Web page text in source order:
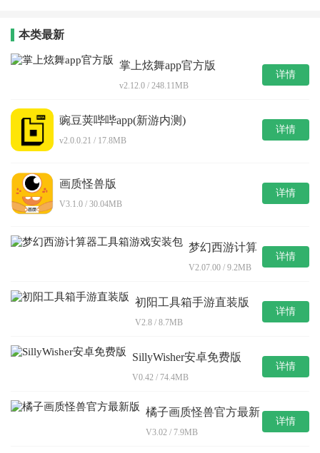
本类最新
掌上炫舞app官方版
v2.12.0 / 248.11MB
详情
豌豆荚哔哔app(新游内测)
v2.0.0.21 / 17.8MB
详情
画质怪兽版
V3.1.0 / 30.04MB
详情
梦幻西游计算
安装包
V2.07.00 / 9.2MB
详情
初阳工具箱手游直装版
V2.8 / 8.7MB
详情
SillyWisher安卓免费版
V0.42 / 74.4MB
详情
橘子画质怪兽官方最新
V3.02 / 7.9MB
详情